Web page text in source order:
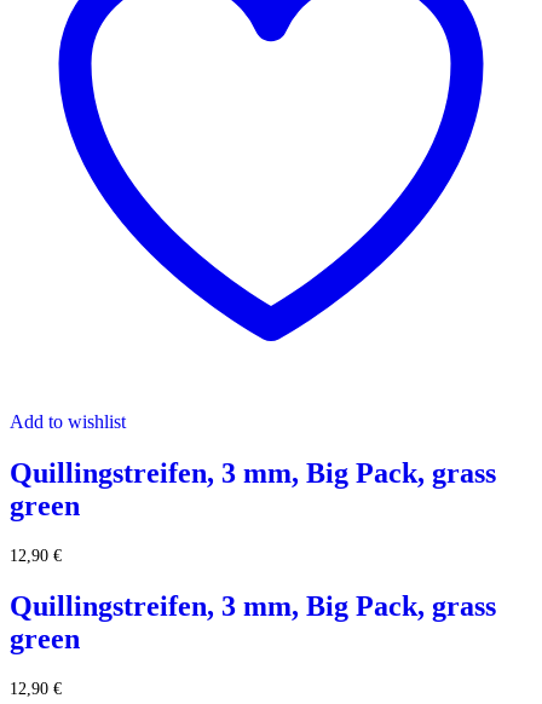
Add to wishlist
Quillingstreifen, 3 mm, Big Pack, grass
green
12,90 €
Quillingstreifen, 3 mm, Big Pack, grass
green
12,90 €